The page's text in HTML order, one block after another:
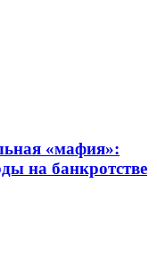
«мафия»:
на банкротстве